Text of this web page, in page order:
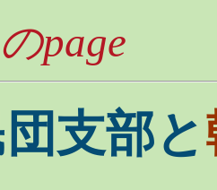
のpage
支部と